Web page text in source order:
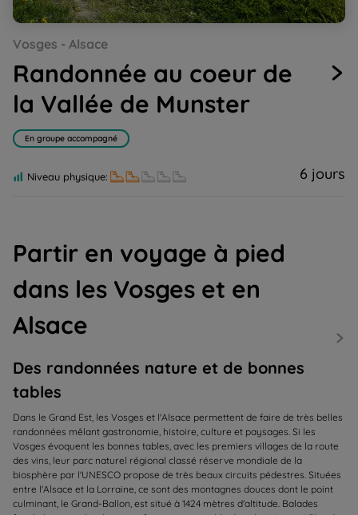
to
1
to
2
to
3
to
4
to
5
Vosges - Alsace
Randonnée au coeur de
la Vallée de Munster
En groupe accompagné
Niveau physique: 6 jours
Partir en voyage à pied
dans les Vosges et en
Alsace
Des randonnées nature et de bonnes
tables
Dans le Grand Est, les Vosges et l'Alsace permettent de faire de très belles
randonnées mêlant gastronomie, histoire, culture et paysages. Si les
Vosges évoquent les bonnes tables, avec les premiers villages de la route
des vins, leur parc naturel régional classé réserve mondiale de la
biosphère par l'UNESCO propose de très beaux circuits pédestres. Situées
entre l'Alsace et la Lorraine, ce sont des montagnes douces dont le point
culminant, le Grand-Ballon, est situé à 1424 mètres d'altitude. Balades